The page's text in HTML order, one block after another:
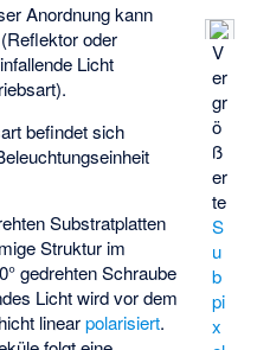
V
er
gr
ö
ß
er
te
S
u
b
pi
x
Anordnung kann
oder
Licht
befindet sich
Substratplatten
Struktur im
gedrehten Schraube
Licht wird vor dem
linearpolarisiert.